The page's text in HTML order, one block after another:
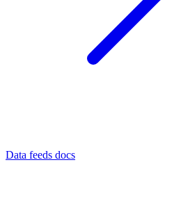
Data feeds docs